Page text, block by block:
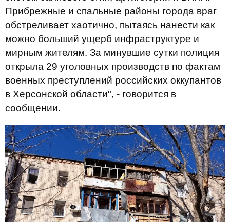
Прибрежные и спальные районы города враг
обстреливает хаотично, пытаясь нанести как
можно больший ущерб инфраструктуре и
мирным жителям. За минувшие сутки полиция
открыла 29 уголовных производств по фактам
военных преступлений российских оккупантов
в Херсонской области", - говорится в
сообщении.